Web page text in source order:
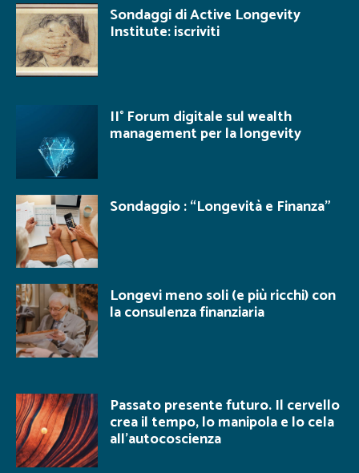
Sondaggi di Active Longevity
Institute: iscriviti
II° Forum digitale sul wealth
management per la longevity
Sondaggio : “Longevità e Finanza”
Longevi meno soli (e più ricchi) con
la consulenza finanziaria
Passato presente futuro. Il cervello
crea il tempo, lo manipola e lo cela
all’autocoscienza